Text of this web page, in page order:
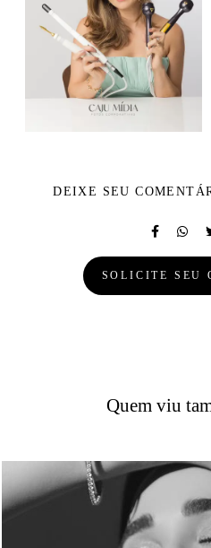
DEIXE SEU
SOLICITE SEU
Quem viu